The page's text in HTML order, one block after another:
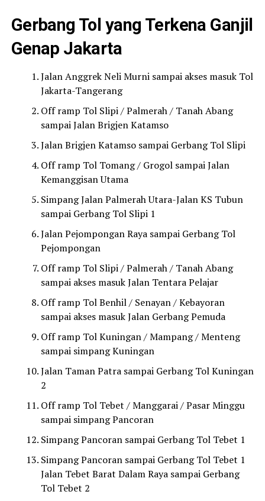
Gerbang Tol yang Terkena Ganjil
Genap Jakarta
Jalan Anggrek Neli Murni sampai akses masuk Tol
Jakarta-Tangerang
Off ramp Tol Slipi / Palmerah / Tanah Abang
sampai Jalan Brigjen Katamso
Jalan Brigjen Katamso sampai Gerbang Tol Slipi
Off ramp Tol Tomang / Grogol sampai Jalan
Kemanggisan Utama
Simpang Jalan Palmerah Utara-Jalan KS Tubun
sampai Gerbang Tol Slipi 1
Jalan Pejompongan Raya sampai Gerbang Tol
Pejompongan
Off ramp Tol Slipi / Palmerah / Tanah Abang
sampai akses masuk Jalan Tentara Pelajar
Off ramp Tol Benhil / Senayan / Kebayoran
sampai akses masuk Jalan Gerbang Pemuda
Off ramp Tol Kuningan / Mampang / Menteng
sampai simpang Kuningan
Jalan Taman Patra sampai Gerbang Tol Kuningan
2
Off ramp Tol Tebet / Manggarai / Pasar Minggu
sampai simpang Pancoran
Simpang Pancoran sampai Gerbang Tol Tebet 1
Simpang Pancoran sampai Gerbang Tol Tebet 1
Jalan Tebet Barat Dalam Raya sampai Gerbang
Tol Tebet 2